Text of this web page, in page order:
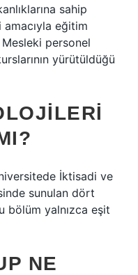
sahip
eğitim
Mesleki personel
yürütüldüğü
İktisadi ve
sunulan dört
bölüm yalnızca eşit
NE